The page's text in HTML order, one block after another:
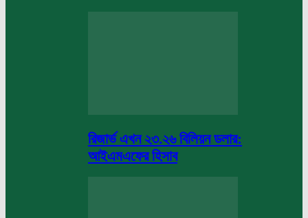
রিজার্ভ এখন ২৩.২৬ বিলিয়ন ডলার:
আইএমএফের হিসাব